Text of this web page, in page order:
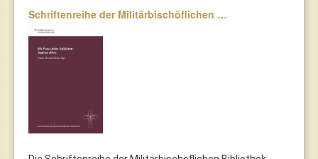
Schriftenreihe der Militärbischöflichen …